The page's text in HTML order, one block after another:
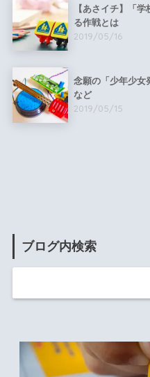
【あさイチ】「
る作戦とは
2019/05/16
念願の「少年少
など
2019/05/15
ブログ内検索